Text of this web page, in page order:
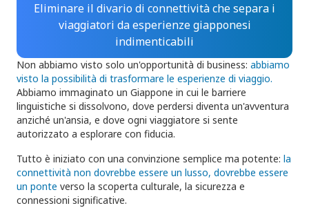
Eliminare il divario di connettività che separa i
viaggiatori da esperienze giapponesi
indimenticabili
Non abbiamo visto solo un'opportunità di business: abbiamo
visto la possibilità di trasformare le esperienze di viaggio.
Abbiamo immaginato un Giappone in cui le barriere
linguistiche si dissolvono, dove perdersi diventa un'avventura
anziché un'ansia, e dove ogni viaggiatore si sente
autorizzato a esplorare con fiducia.
Tutto è iniziato con una convinzione semplice ma potente: la
connettività non dovrebbe essere un lusso, dovrebbe essere
un ponte verso la scoperta culturale, la sicurezza e
connessioni significative.